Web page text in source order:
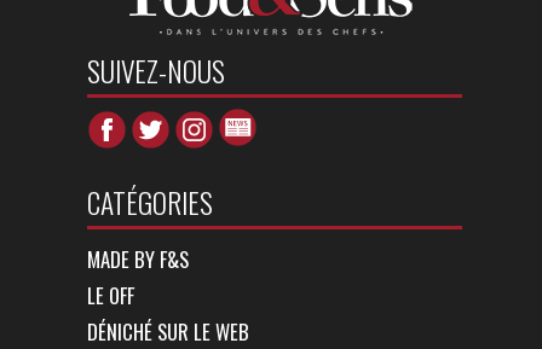
SUIVEZ-NOUS
CATÉGORIES
MADE BY F&S
LE OFF
DÉNICHÉ SUR LE WEB